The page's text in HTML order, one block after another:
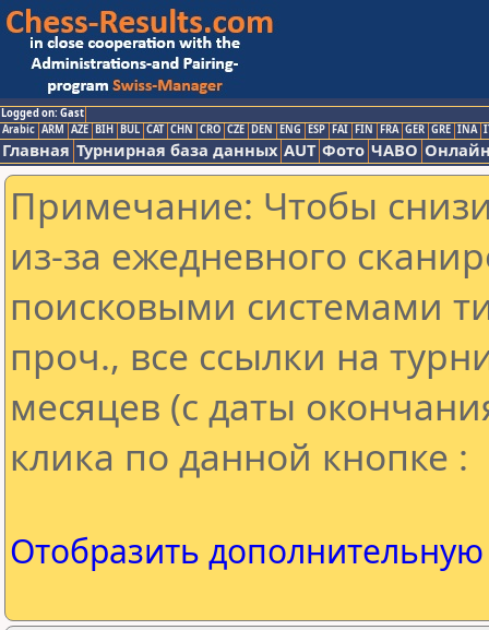
Logged on: Gast
Arabic ARM AZE BIH BUL CAT CHN CRO CZE DEN ENG ESP FAI FIN FRA GER GRE INA
Главная Турнирная база данных AUT Фото ЧАВО
Примечание: Чтобы
из-за ежедневного
поисковыми системами
проч., все ссылки на
месяцев (с даты
клика по данной кнопке :
Отобразить